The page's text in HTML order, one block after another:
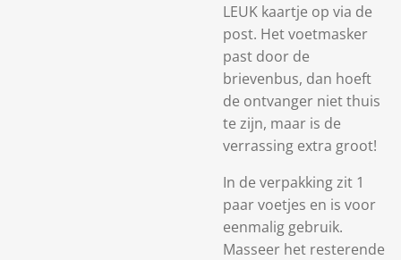
LEUK kaartje op via de
post. Het voetmasker
past door de
brievenbus, dan hoeft
de ontvanger niet thuis
te zijn, maar is de
verrassing extra groot!
In de verpakking zit 1
paar voetjes en is voor
eenmalig gebruik.
Masseer het resterende